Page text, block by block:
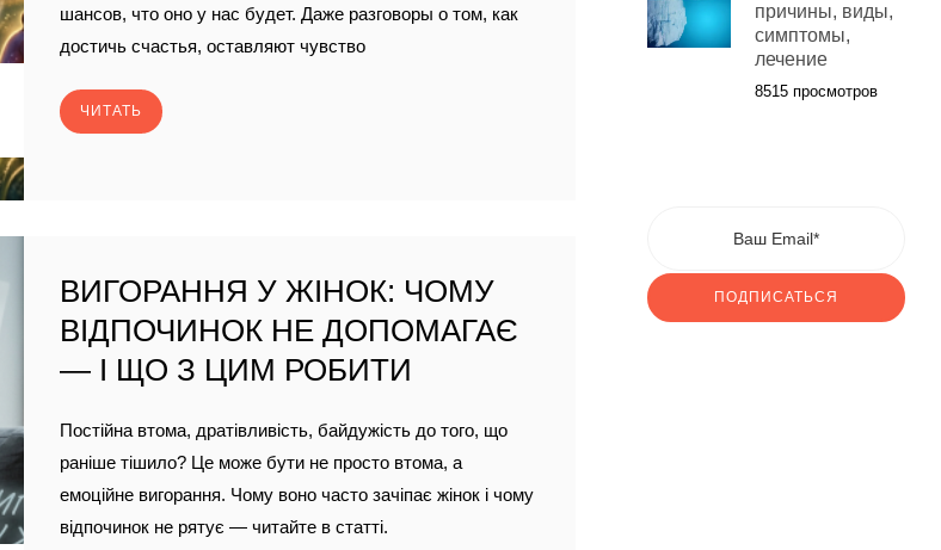
шансов, что оно у нас будет. Даже разговоры о том, как
достичь счастья, оставляют чувство
ЧИТАТЬ
ВИГОРАННЯ У ЖІНОК: ЧОМУ
ВІДПОЧИНОК НЕ ДОПОМАГАЄ
— І ЩО З ЦИМ РОБИТИ
Постійна втома, дратівливість, байдужість до того, що
раніше тішило? Це може бути не просто втома, а
емоційне вигорання. Чому воно часто зачіпає жінок і чому
відпочинок не рятує — читайте в статті.
причины, виды,
симптомы,
лечение
8515 просмотров
ПОДПИСАТЬСЯ